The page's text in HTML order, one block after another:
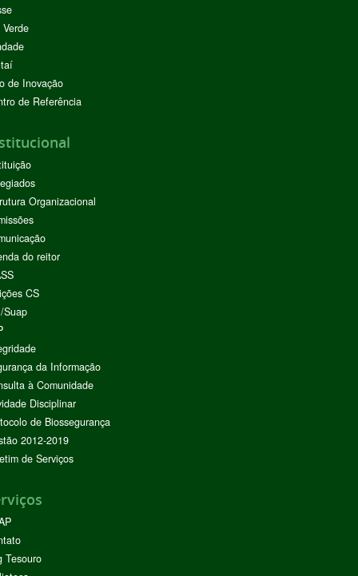
de Inovação
de Referência
Organizacional
do reitor
CS
Suap
da Informação
à Comunidade
Disciplinar
de Biossegurança
2012-2019
de Serviços
Tesouro